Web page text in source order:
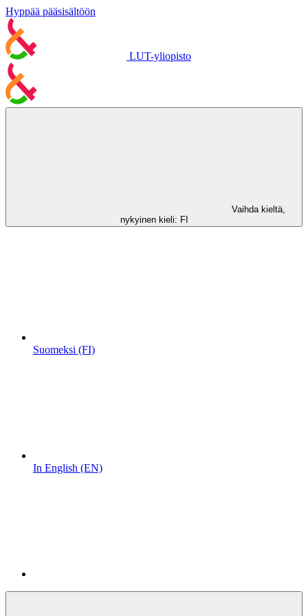
Hyppää pääsisältöön
LUT-yliopisto
Vaihda kieltä,
nykyinen kieli: FI
Suomeksi (FI)
In English (EN)